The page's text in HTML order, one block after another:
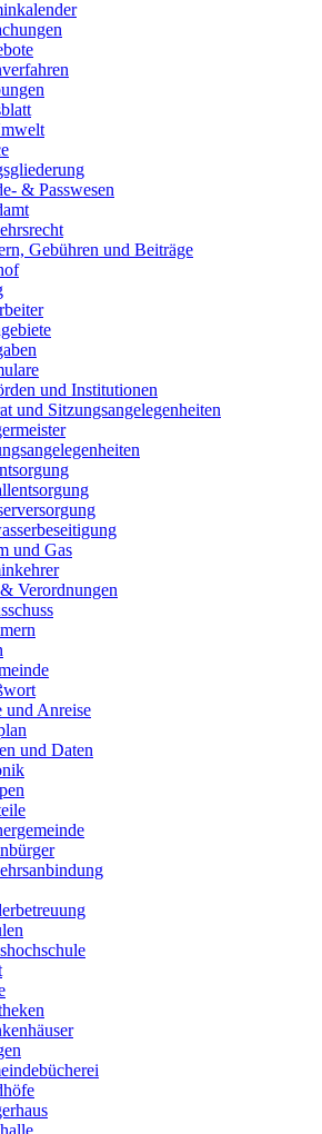
& Passwesen
Gebühren und Beiträge
und Institutionen
und Sitzungsangelegenheiten
und Gas
Verordnungen
und Anreise
und Daten